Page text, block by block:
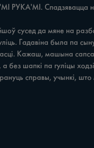
справы, учынкі,